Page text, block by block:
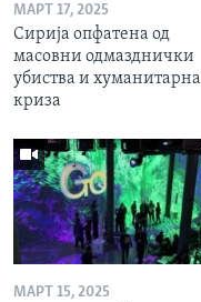
МАРТ 17, 2025
Сирија опфатена од
масовни одмазднички
убиства и хуманитарна
криза
МАРТ 15, 2025